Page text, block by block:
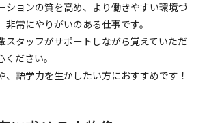
ションの質を高め、より働きやすい環境づ
非常にやりがいのある仕事です。
スタッフがサポートしながら覚えていただ
ださい。
、語学力を生かしたい方におすすめです！